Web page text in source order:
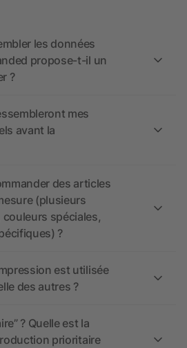
les données
propose-t-il un
?
mes
avant la
des articles
(plusieurs
couleurs spéciales,
?
est utilisée
des autres ?
? Quelle est la
prioritaire